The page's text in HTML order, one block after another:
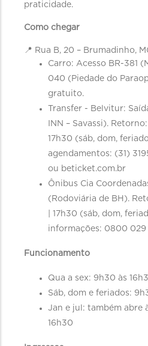
praticidade.
Como chegar
📍 Rua B, 20 – Brumadinho,
Carro: Acesso BR-381
040 (Piedade do
gratuito.
Transfer - Belvitur:
INN – Savassi).
17h30 (sáb, dom,
agendamentos: (31)
ou beticket.com.br
Ônibus Cia
(Rodoviária de BH).
| 17h30 (sáb, dom,
informações: 0800
Funcionamento
Qua a sex: 9h30 às
Sáb, dom e feriados:
Jan e jul: também abre
16h30